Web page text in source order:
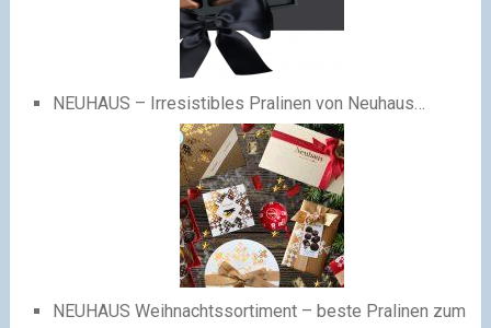
NEUHAUS – Irresistibles Pralinen von Neuhaus…
NEUHAUS Weihnachtssortiment – beste Pralinen zum